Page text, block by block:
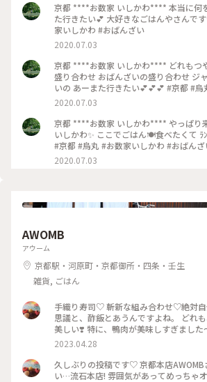
京都 ****お数家 いしかわ**** 本当に何を頼んでもﾊｽﾞﾚなし ま
た行きたい💕 大好きなごはんやさんです✨ #京都 #烏丸 #
家いしかわ #おばんざい
2020.07.03
京都 ****お数家 いしかわ**** どれもつやっつや✨のお刺身の
盛り合わせ おばんざいの盛り合わせ ジ
いの あーまた行きたい💕💕💕 #京都 #烏丸 #お数家いしかわ #
おばんざい #お刺身 #刺盛り #おばんざ
2020.07.03
京都 ****お数家 いしかわ**** やっぱり来ちゃいました お数家
いしかわ✨ ここでごはん🍽️食べたくて ﾗﾝﾁ軽め&ﾎﾃﾙはから京✨
#京都 #烏丸 #お数家いしかわ #おばんざ
2020.07.03
AWOMB
アウーム
京都駅・河原町・京都御所・四条・壬生
雑貨, ごはん
手織り寿司♡ 斬新な組み合わせ♡絶対
思議と、酢飯とあうんですよね。 どれ
美しい❣️ 特に、鴨肉が美味しすぎました
酒🍶♡ 素敵時間でした〜 #わたしのこと
京都 #烏丸本店 #手織り寿司
2023.04.28
久しぶりの投稿です♡ 京都本店
い…流石本店! 雰囲気があってめっちゃ